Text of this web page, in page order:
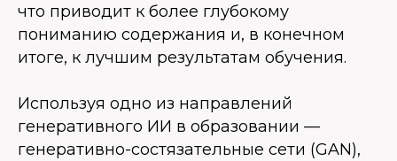
что приводит к более глубокому
пониманию содержания и, в конечном
итоге, к лучшим результатам обучения.
Используя одно из направлений
генеративного ИИ в образовании —
генеративно-состязательные сети (GAN),